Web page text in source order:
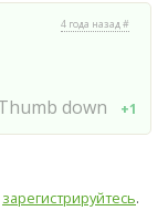
4 года назад #
+1
зарегистрируйтесь.